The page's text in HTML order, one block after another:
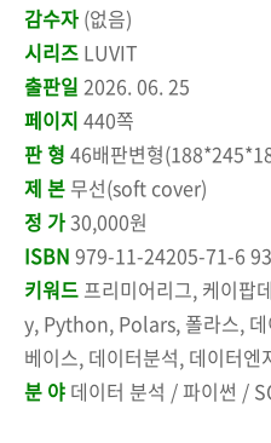
감수자 (없음)
시리즈 LUVIT
출판일 2026. 06. 25
페이지 440쪽
판 형 46배판변형
제 본 무선(soft cover)
정 가30,000원
ISBN 979-11-24205-71-6
키워드 프리미어리그, 케이팝
y, Python, Polars, 폴라스, 데
베이스, 데이터분석, 데이터엔
분 야 데이터 분석 / 파이썬 /